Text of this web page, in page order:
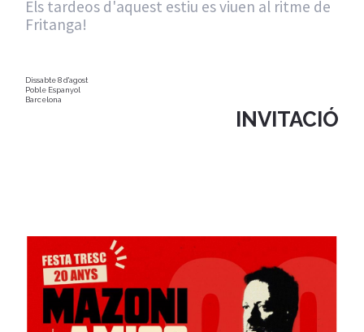
Els tardeos d'aquest estiu es viuen al ritme de
Fritanga!
Dissabte 8 d'agost
Poble Espanyol
Barcelona
INVITACIÓ